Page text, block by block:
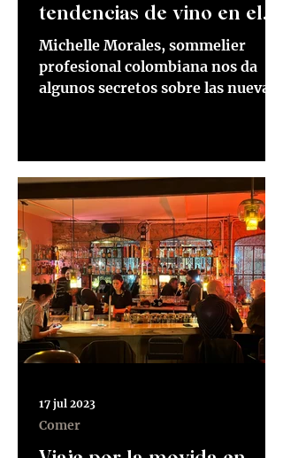
tendencias de vino en el
mundo
Michelle Morales, sommelier
profesional colombiana nos da
algunos secretos sobre las nuevas
Comer
17 jul 2023